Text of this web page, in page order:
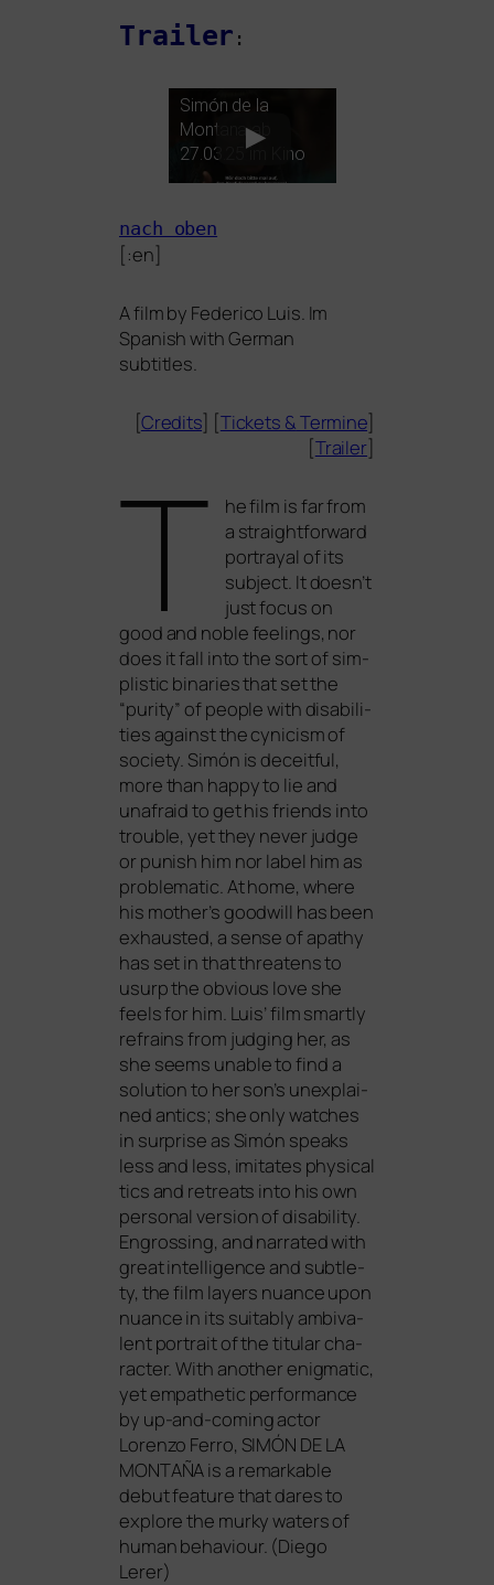
Trailer :
Simón de la
Montana ab
27.03.25 im Kino
nach oben
[:en]
A film by Federico Luis. Im
Spanish with German
subtitles.
[Credits] [Tickets &Termine]
[Trailer]
T
he film is far from
a straight­for­ward
por­tra­y­al of its
sub­ject. It doesn’t
just focus on
good and noble fee­lings, nor
does it fall into the sort of sim­
pli­stic bina­ries that set the
“puri­ty” of peo­p­le with disa­bi­li­
ties against the cyni­cism of
socie­ty. Simón is deceitful,
more than hap­py to lie and
una­fraid to get his fri­ends into
trou­ble, yet they never judge
or punish him nor label him as
pro­ble­ma­tic. At home, whe­re
his mother’s good­will has been
exhaus­ted, a sen­se of apa­thy
has set in that threa­tens to
usurp the obvious love she
feels for him. Luis’ film smart­ly
refrains from jud­ging her, as
she seems unable to find a
solu­ti­on to her son’s unex­plai­
ned anti­cs; she only wat­ches
in sur­pri­se as Simón speaks
less and less, imi­ta­tes phy­si­cal
tics and retre­ats into his own
per­so­nal ver­si­on of disa­bi­li­ty.
Engrossing, and nar­ra­ted with
gre­at intel­li­gence and subt­le­
ty, the film lay­ers nuan­ce upon
nuan­ce in its sui­ta­b­ly ambi­va­
lent por­trait of the titu­lar cha­
rac­ter. With ano­ther enig­ma­tic,
yet empa­the­tic per­for­mance
by up-and-coming actor
Lorenzo Ferro, SIMÓN DELA
MONTAÑAis a remar­kab­le
debut fea­ture that dares to
explo­re the mur­ky waters of
human beha­viour. (Diego
Lerer)